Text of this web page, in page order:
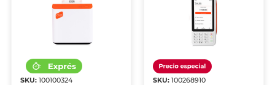
SKU:100100324
SKU: 100268910